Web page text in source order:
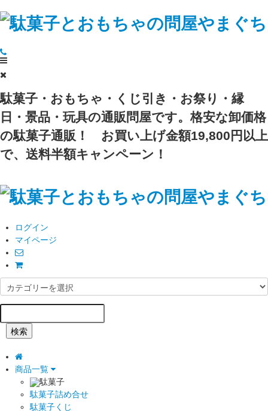
駄菓子・おもちゃ・くじ引き・お祭り・縁
日・景品・玩具の通販問屋です。格安な卸価格
の駄菓子通販！
お買い上げ金額19,800円以上
で、送料半額キャンペーン！
ログイン
マイページ
検索
商品一覧
駄菓子
駄菓子詰め合せ
駄菓子くじ